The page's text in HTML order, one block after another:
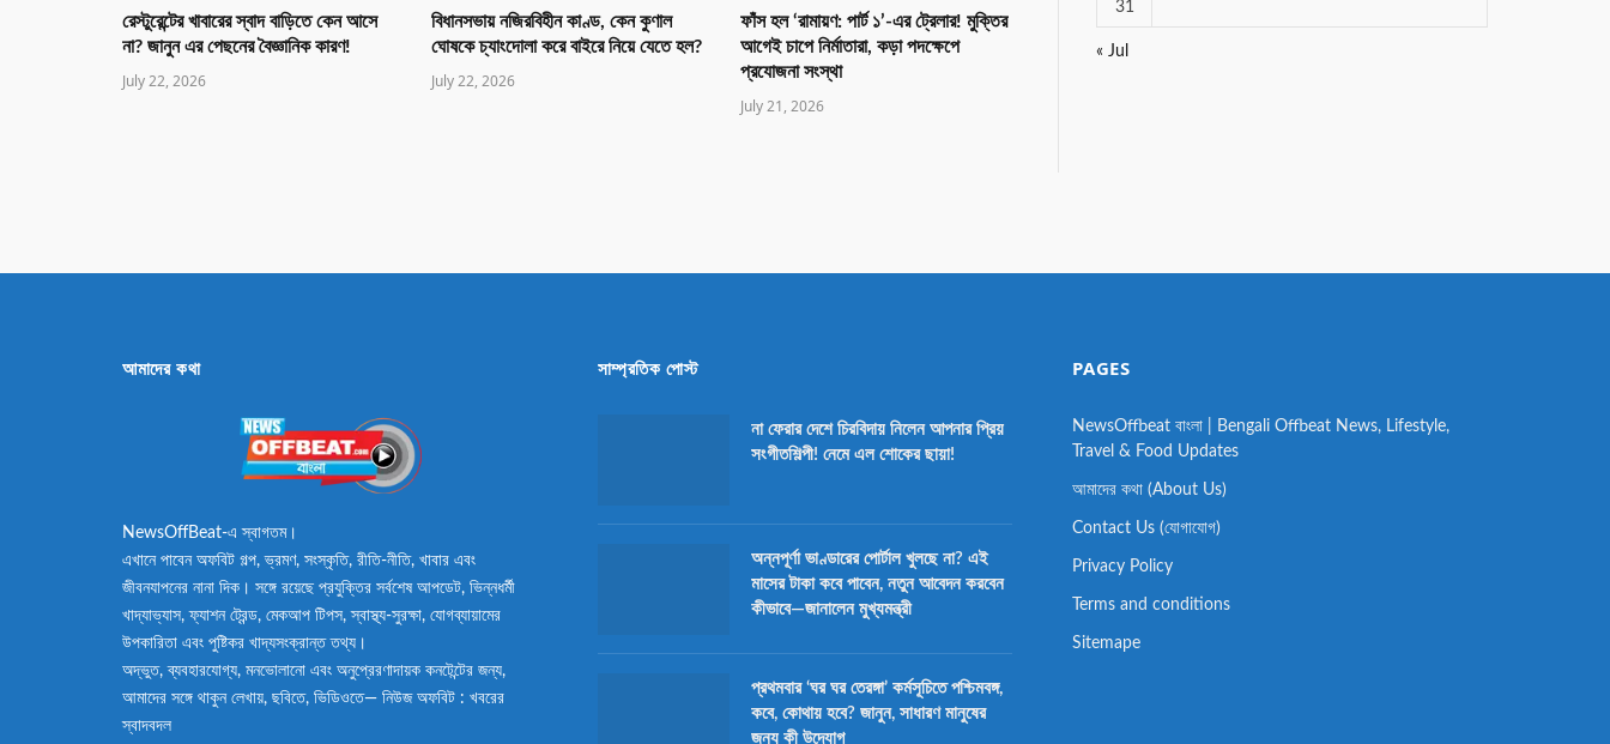
রেস্টুরেন্টের খাবারের স্বাদ বাড়িতে কেন আসে
না? জানুন এর পেছনের বৈজ্ঞানিক কারণ!
July 22, 2026
বিধানসভায় নজিরবিহীন কাণ্ড, কেন কুণাল
ঘোষকে চ্যাংদোলা করে বাইরে নিয়ে যেতে হল?
July 22, 2026
ফাঁস হল ‘রামায়ণ: পার্ট ১’-এর ট্রেলার! মুক্তির
আগেই চাপে নির্মাতারা, কড়া পদক্ষেপে
প্রযোজনা সংস্থা
July 21, 2026
31
« Jul
আমাদের কথা
NewsOffBeat-এ স্বাগতম।
এখানে পাবেন অফবিট গল্প, ভ্রমণ, সংস্কৃতি, রীতি-নীতি, খাবার এবং
জীবনযাপনের নানা দিক। সঙ্গে রয়েছে প্রযুক্তির সর্বশেষ আপডেট, ভিন্নধর্মী
খাদ্যাভ্যাস, ফ্যাশন ট্রেন্ড, মেকআপ টিপস, স্বাস্থ্য-সুরক্ষা, যোগব্যায়ামের
উপকারিতা এবং পুষ্টিকর খাদ্যসংক্রান্ত তথ্য।
অদ্ভুত, ব্যবহারযোগ্য, মনভোলানো এবং অনুপ্রেরণাদায়ক কনটেন্টের জন্য,
আমাদের সঙ্গে থাকুন লেখায়, ছবিতে, ভিডিওতে— নিউজ অফবিট : খবরের
স্বাদবদল
সাম্প্রতিক পোস্ট
না ফেরার দেশে চিরবিদায় নিলেন আপনার প্রিয়
সংগীতশিল্পী! নেমে এল শোকের ছায়া!
অন্নপূর্ণা ভাণ্ডারের পোর্টাল খুলছে না? এই
মাসের টাকা কবে পাবেন, নতুন আবেদন করবেন
কীভাবে—জানালেন মুখ্যমন্ত্রী
প্রথমবার ‘ঘর ঘর তেরঙ্গা’ কর্মসূচিতে পশ্চিমবঙ্গ,
কবে, কোথায় হবে? জানুন, সাধারণ মানুষের
জন্য কী উদ্যোগ
PAGES
NewsOffbeat বাংলা | Bengali Offbeat News, Lifestyle,
Travel & Food Updates
আমাদের কথা (About Us)
Contact Us (যোগাযোগ)
Privacy Policy
Terms and conditions
Sitemape